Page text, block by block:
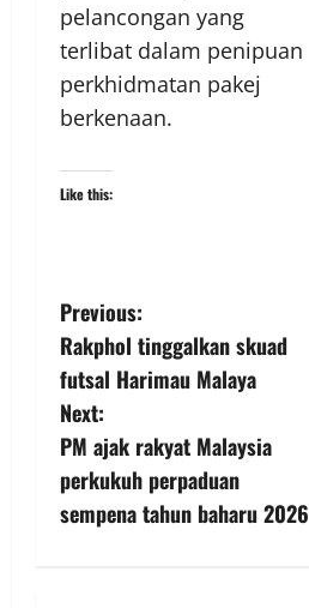
pelancongan yang
terlibat dalam penipuan
perkhidmatan pakej
berkenaan.
Like this:
Previous:
Rakphol tinggalkan skuad
futsal Harimau Malaya
Next:
PM ajak rakyat Malaysia
perkukuh perpaduan
sempena tahun baharu 2026